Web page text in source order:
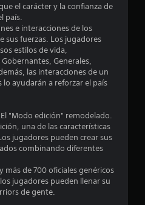
e
l
a
d
e
c
el carácter y la confianza de
país.
e interacciones de los
sus fuerzas. Los jugadores
estilos de vida,
Generales,
las interacciones de un
ayudarán a reforzar el país
"Modo edición" remodelado.
una de las características
jugadores pueden crear sus
combinando diferentes
más de 700 oficiales genéricos
los jugadores pueden llenar su
de gente.